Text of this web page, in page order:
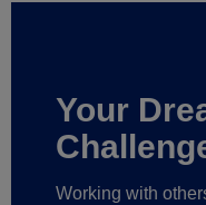
Your
Working with